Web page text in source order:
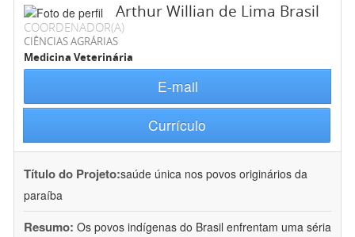
Arthur Willian de Lima Brasil
COORDENADOR(A)
CIÊNCIAS AGRÁRIAS
Medicina Veterinária
E-mail
Currículo
Título do Projeto:saúde única nos povos originários da
paraíba
Resumo: Os povos indígenas do Brasil enfrentam uma séria